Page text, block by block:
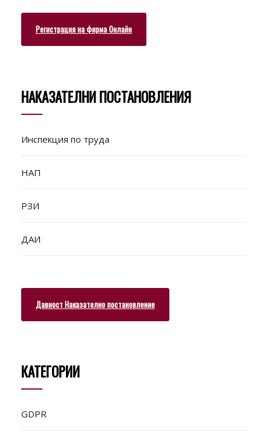
Регистрация на фирма Онлайн
НАКАЗАТЕЛНИ ПОСТАНОВЛЕНИЯ
Инспекция по труда
НАП
РЗИ
ДАИ
Давност Наказателно постановление
КАТЕГОРИИ
GDPR